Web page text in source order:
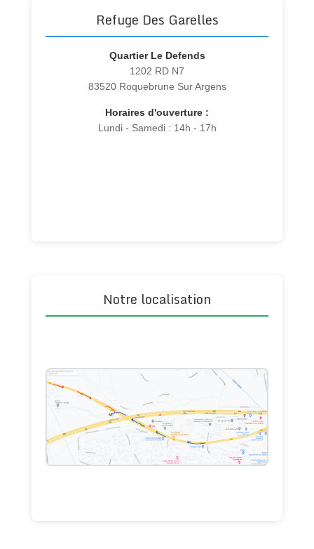
Refuge Des Garelles
Quartier Le Defends
1202 RD N7
83520 Roquebrune Sur Argens
Horaires d'ouverture :
Lundi - Samedi : 14h - 17h
Notre localisation